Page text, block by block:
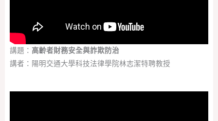
講題： 高齡者財務安全與詐欺防治
講者：陽明交通大學科技法律學院林志潔特聘教授